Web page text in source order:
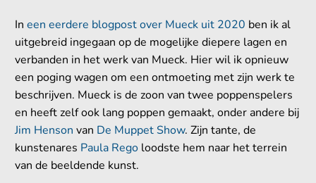
In een eerdere blogpost over Mueck uit 2020 ben ik al
uitgebreid ingegaan op de mogelijke diepere lagen en
verbanden in het werk van Mueck. Hier wil ik opnieuw
een poging wagen om een ontmoeting met zijn werk te
beschrijven. Mueck is de zoon van twee poppenspelers
en heeft zelf ook lang poppen gemaakt, onder andere bij
Jim Henson van De Muppet Show. Zijn tante, de
kunstenares Paula Rego loodste hem naar het terrein
van de beeldende kunst.